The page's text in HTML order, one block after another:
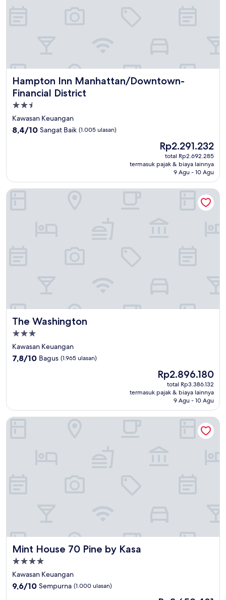
Hampton Inn Manhattan/Downtown-
Financial District
Hampton Inn Manhattan/Downtown-Financial District
Properti
bintang
2.5
Kawasan Keuangan
8.4
ulasan)
8,4/10 Sangat Baik (1.005 ulasan)
Harga
sekarang
Rp2.291.232
Rp2.291.232
total Rp2.692.285
termasuk pajak & biaya lainnya
9 Agu - 10 Agu
The Washington
The Washington
Properti
bintang
3.0
Kawasan Keuangan
7.8
7,8/10 Bagus (1.965 ulasan)
Harga
sekarang
Rp2.896.180
Rp2.896.180
total Rp3.386.132
termasuk pajak & biaya lainnya
9 Agu - 10 Agu
The Washington
Mint House 70 Pine by Kasa
Mint House 70 Pine by Kasa
Properti
bintang
4.0
Kawasan Keuangan
9.6
9,6/10 Sempurna (1.000 ulasan)
Mint House 70 Pine by Kasa